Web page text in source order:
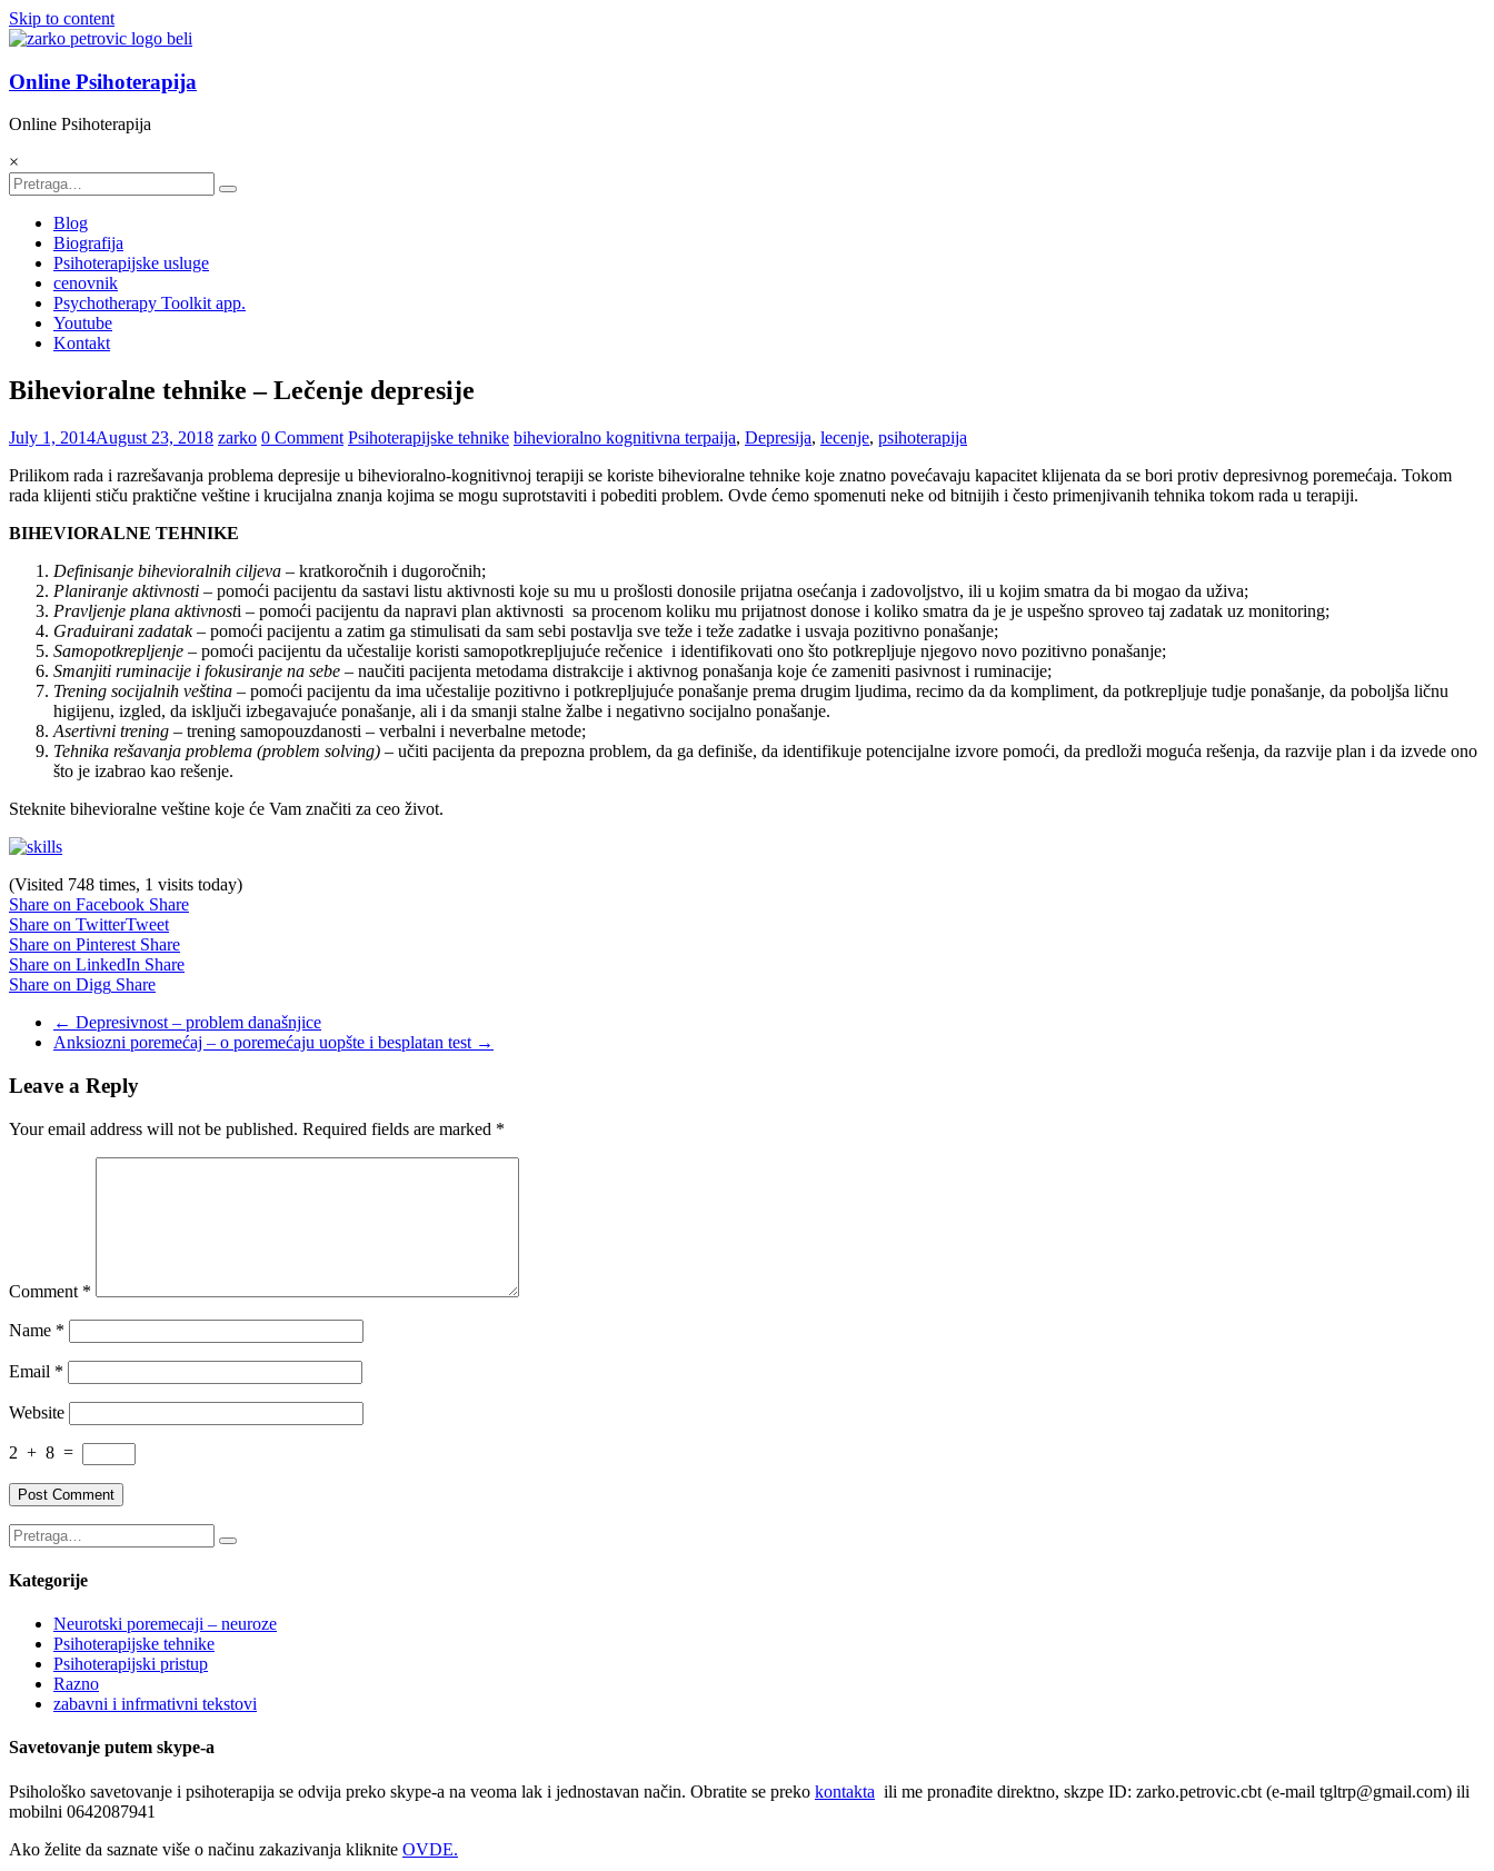
Skip to content
Online Psihoterapija
Online Psihoterapija
×
Blog
Biografija
Psihoterapijske usluge
cenovnik
Psychotherapy Toolkit app.
Youtube
Kontakt
Bihevioralne tehnike – Lečenje depresije
July 1, 2014August 23, 2018 zarko 0 Comment Psihoterapijske tehnike bihevioralno kognitivna terpaija, Depresija, lecenje, psihoterapija
Prilikom rada i razrešavanja problema depresije u bihevioralno-kognitivnoj terapiji se koriste bihevioralne tehnike koje znatno povećavaju kapacitet klijenata da se bori protiv depresivnog poremećaja. Tokom
rada klijenti stiču praktične veštine i krucijalna znanja kojima se mogu suprotstaviti i pobediti problem. Ovde ćemo spomenuti neke od bitnijih i često primenjivanih tehnika tokom rada u terapiji.
BIHEVIORALNE TEHNIKE
Definisanje bihevioralnih ciljeva – kratkoročnih i dugoročnih;
Planiranje aktivnosti – pomoći pacijentu da sastavi listu aktivnosti koje su mu u prošlosti donosile prijatna osećanja i zadovoljstvo, ili u kojim smatra da bi mogao da uživa;
Pravljenje plana aktivnosti – pomoći pacijentu da napravi plan aktivnosti sa procenom koliku mu prijatnost donose i koliko smatra da je je uspešno sproveo taj zadatak uz monitoring;
Graduirani zadatak– pomoći pacijentu a zatim ga stimulisati da sam sebi postavlja sve teže i teže zadatke i usvaja pozitivno ponašanje;
Samopotkrepljenje – pomoći pacijentu da učestalije koristi samopotkrepljujuće rečenice i identifikovati ono što potkrepljuje njegovo novo pozitivno ponašanje;
Smanjiti ruminacije i fokusiranje na sebe – naučiti pacijenta metodama distrakcije i aktivnog ponašanja koje će zameniti pasivnost i ruminacije;
Trening socijalnih veština – pomoći pacijentu da ima učestalije pozitivno i potkrepljujuće ponašanje prema drugim ljudima, recimo da da kompliment, da potkrepljuje tudje ponašanje, da poboljša ličnu
higijenu, izgled, da isključi izbegavajuće ponašanje, ali i da smanji stalne žalbe i negativno socijalno ponašanje.
Asertivni trening – trening samopouzdanosti – verbalni i neverbalne metode;
Tehnika rešavanja problema (problem solving) – učiti pacijenta da prepozna problem, da ga definiše, da identifikuje potencijalne izvore pomoći, da predloži moguća rešenja, da razvije plan i da izvede ono
što je izabrao kao rešenje.
Steknite bihevioralne veštine koje će Vam značiti za ceo život.
(Visited 748 times, 1 visits today)
Share on Facebook Share
Share on TwitterTweet
Share on Pinterest Share
Share on LinkedIn Share
Share on Digg Share
← Depresivnost – problem današnjice
Anksiozni poremećaj – o poremećaju uopšte i besplatan test →
Leave a Reply
Your email address will not be published. Required fields are marked *
Comment *
Name *
Email *
Website
2 + 8 =
Kategorije
Neurotski poremecaji – neuroze
Psihoterapijske tehnike
Psihoterapijski pristup
Razno
zabavni i infrmativni tekstovi
Savetovanje putem skype-a
Psihološko savetovanje i psihoterapija se odvija preko skype-a na veoma lak i jednostavan način. Obratite se preko kontakta ili me pronađite direktno, skzpe ID: zarko.petrovic.cbt (e-mail tgltrp@gmail.com) ili
mobilni 0642087941
Ako želite da saznate više o načinu zakazivanja kliknite OVDE.